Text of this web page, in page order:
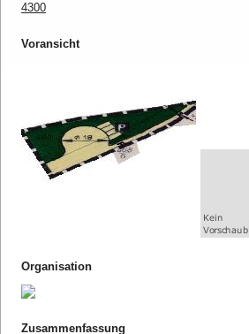
4300
Voransicht
Organisation
Zusammenfassung